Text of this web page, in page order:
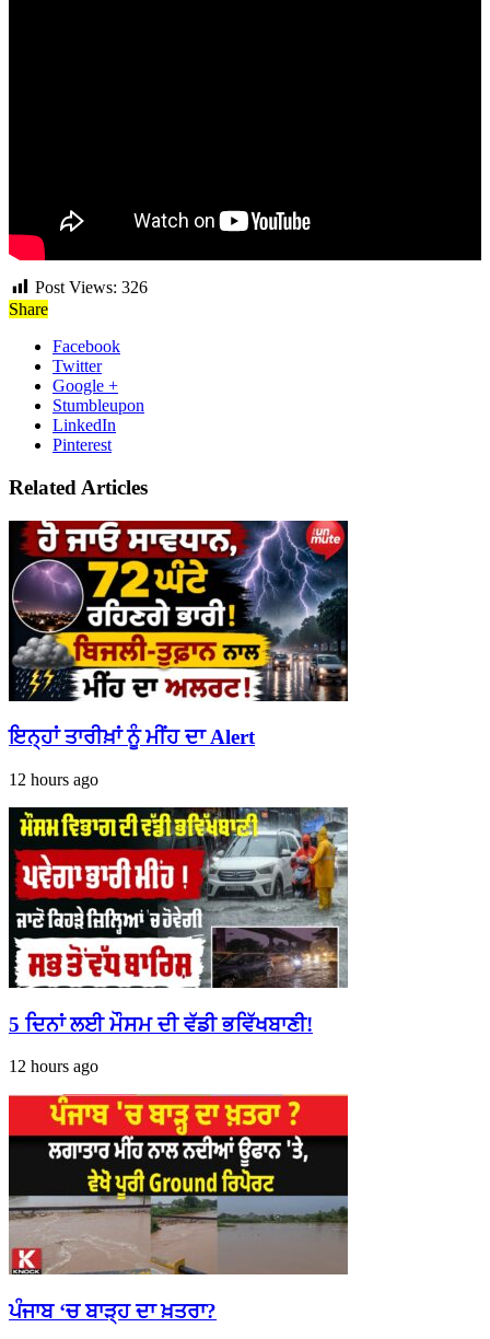
Post Views: 326
Share
Facebook
Twitter
Google +
Stumbleupon
LinkedIn
Pinterest
Related Articles
ਇਨ੍ਹਾਂ ਤਾਰੀਖ਼ਾਂ ਨੂੰ ਮੀਂਹ ਦਾ Alert
12 hours ago
5 ਦਿਨਾਂ ਲਈ ਮੌਸਮ ਦੀ ਵੱਡੀ ਭਵਿੱਖਬਾਣੀ!
12 hours ago
ਪੰਜਾਬ ‘ਚ ਬਾੜ੍ਹ ਦਾ ਖ਼ਤਰਾ?